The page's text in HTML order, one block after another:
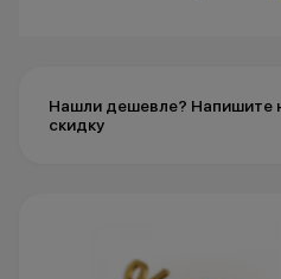
Нашли дешевле? Напишите
скидку